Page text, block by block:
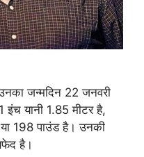
जन्मदिन 22 जनवरी
यानी 1.85 मीटर है,
198 पाउंड है। उनकी
है।